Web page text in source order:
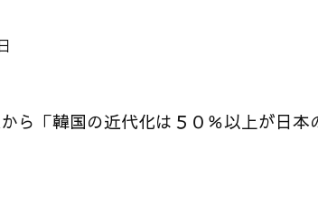
ら「韓国の近代化は５０％以上が日